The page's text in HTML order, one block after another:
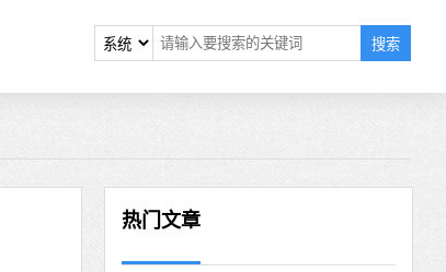
搜索
热门文章